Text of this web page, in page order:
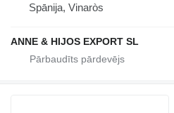
Spānija, Vinaròs
ANNE & HIJOS EXPORT SL